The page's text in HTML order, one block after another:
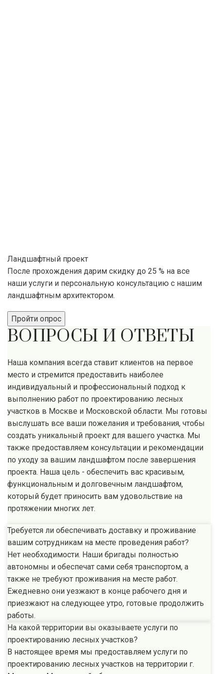
Ландшафтный проект
После прохождения дарим скидку до 25 % на все
наши услуги и персональную консультацию с нашим
ландшафтным архитектором.
Пройти опрос
ВОПРОСЫ И ОТВЕТЫ
Наша компания всегда ставит клиентов на первое
место и стремится предоставить наиболее
индивидуальный и профессиональный подход к
выполнению работ по проектированию лесных
участков в Москве и Московской области. Мы готовы
выслушать все ваши пожелания и требования, чтобы
создать уникальный проект для вашего участка. Мы
также предоставляем консультации и рекомендации
по уходу за вашим ландшафтом после завершения
проекта. Наша цель - обеспечить вас красивым,
функциональным и долговечным ландшафтом,
который будет приносить вам удовольствие на
протяжении многих лет.
Требуется ли обеспечивать доставку и проживание
вашим сотрудникам на месте проведения работ?
Нет необходимости. Наши бригады полностью
автономны и обеспечат сами себя транспортом, а
также не требуют проживания на месте работ.
Ежедневно они уезжают в конце рабочего дня и
приезжают на следующее утро, готовые продолжить
работы.
На какой территории вы оказываете услуги по
проектированию лесных участков?
В настоящее время мы предоставляем услуги по
проектированию лесных участков на территории г.